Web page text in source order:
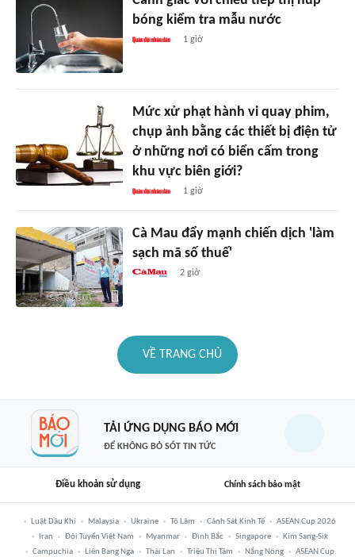
bóng kiểm tra mẫu nước
1 giờ
Mức xử phạt hành vi quay phim,
chụp ảnh bằng các thiết bị điện tử
ở những nơi có biển cấm trong
khu vực biên giới?
1 giờ
Cà Mau đẩy mạnh chiến dịch 'làm
sạch mã số thuế'
2 giờ
VỀ TRANG CHỦ
TẢI ỨNG DỤNG BÁO MỚI
ĐỂ KHÔNG BỎ SÓT TIN TỨC
Điều khoản sử dụng Chính sách bảo mật
Luật Dầu Khí Malaysia Ukraine Tô Lâm Cảnh Sát Kinh Tế
ASEAN Cup 2026
Iran
Đội Tuyển Việt Nam Myanmar Đình Bắc Singapore
Kim Sang-Sik
Campuchia
Liên Bang Nga Thái Lan Triệu Thị Tâm Nắng Nóng ASEAN Cup